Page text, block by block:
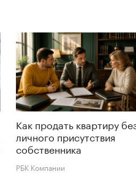
Как продать квартиру
личного присутствия
собственника
РБК Компании